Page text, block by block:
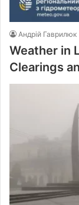
Андрій Гаврилюк
Weather in
Clearings